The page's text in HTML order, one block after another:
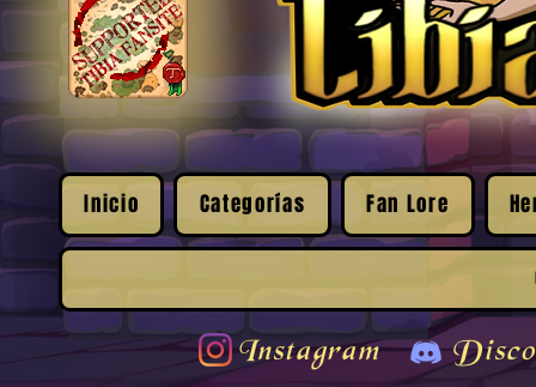
Inicio Categorías Fan Lore
Instagram